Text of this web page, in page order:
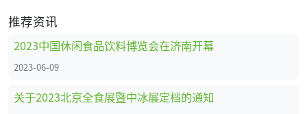
推荐资讯
2023中国休闲食品饮料博览会在济南开幕
2023-06-09
关于2023北京全食展暨中冰展定档的通知